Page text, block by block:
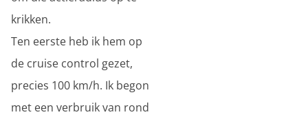
krikken.
Ten eerste heb ik hem op
de cruise control gezet,
precies 100 km/h. Ik begon
met een verbruik van rond